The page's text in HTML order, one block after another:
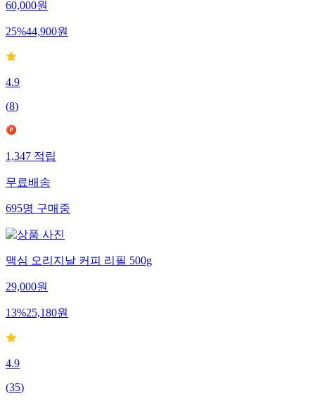
60,000원
25%44,900원
4.9
(8)
1,347적립
무료배송
695명구매중
맥심 오리지날 커피 리필 500g
29,000원
13%25,180원
4.9
(35)